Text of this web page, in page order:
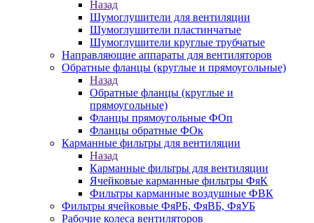
Назад
Шумоглушители для вентиляции
Шумоглушители пластинчатые
Шумоглушители круглые трубчатые
Направляющие аппараты для вентиляторов
Обратные фланцы (круглые и прямоугольные)
Назад
Обратные фланцы (круглые и
прямоугольные)
Фланцы прямоугольные ФОп
Фланцы обратные ФОк
Карманные фильтры для вентиляции
Назад
Карманные фильтры для вентиляции
Ячейковые карманные фильтры ФяК
Фильтры карманные воздушные ФВК
Фильтры ячейковые ФяРБ, ФяВБ, ФяУБ
Рабочие колеса вентиляторов